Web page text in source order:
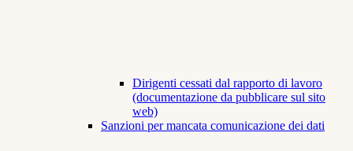
Dirigenti cessati dal rapporto di lavoro
(documentazione da pubblicare sul sito
web)
Sanzioni per mancata comunicazione dei dati